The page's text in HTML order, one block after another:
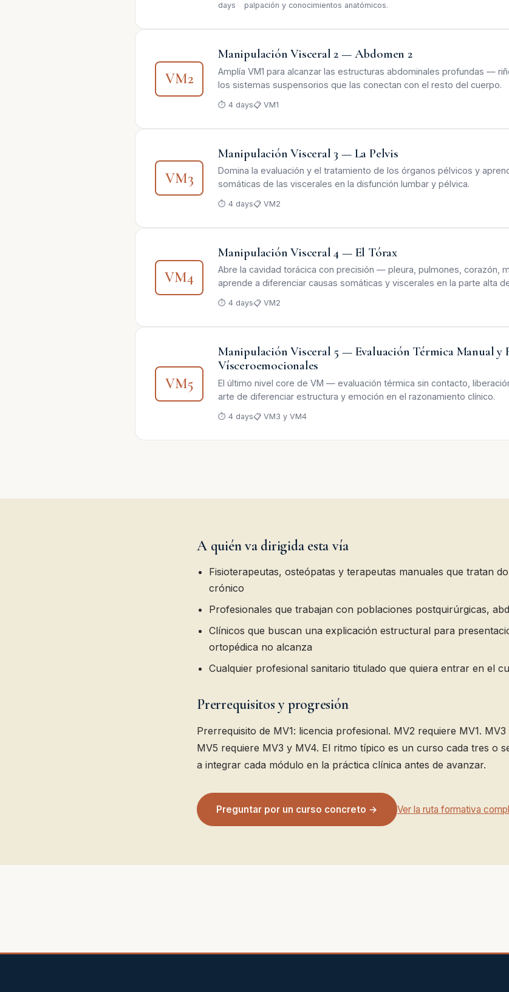
days
palpación y conocimientos anatómicos.
VM2
Manipulación Visceral 2 — Abdomen 2
Amplía VM1 para alcanzar las estructuras abdominales profundas —
los sistemas suspensorios que las conectan con el resto del cuerpo.
⏱ 4 days📋 VM1
VM3
Manipulación Visceral 3 — La Pelvis
Domina la evaluación y el tratamiento de los órganos pélvicos y
somáticas de las viscerales en la disfunción lumbar y pélvica.
⏱ 4 days📋 VM2
VM4
Manipulación Visceral 4 — El Tórax
Abre la cavidad torácica con precisión — pleura, pulmones, corazón,
aprende a diferenciar causas somáticas y viscerales en la parte alta
⏱ 4 days📋 VM2
VM5
Manipulación Visceral 5 — Evaluación Térmica Manual y
Vísceroemocionales
El último nivel core de VM — evaluación térmica sin contacto,
arte de diferenciar estructura y emoción en el razonamiento clínico.
⏱ 4 days📋 VM3 y VM4
A quién va dirigida esta vía
Fisioterapeutas, osteópatas y terapeutas manuales que tratan
crónico
Profesionales que trabajan con poblaciones postquirúrgicas,
Clínicos que buscan una explicación estructural para
ortopédica no alcanza
Cualquier profesional sanitario titulado que quiera entrar en el
Prerrequisitos y progresión
Prerrequisito de MV1: licencia profesional. MV2 requiere MV1.
MV5 requiere MV3 y MV4. El ritmo típico es un curso cada tres o
a integrar cada módulo en la práctica clínica antes de avanzar.
Preguntar por un curso concreto → Ver la ruta formativa